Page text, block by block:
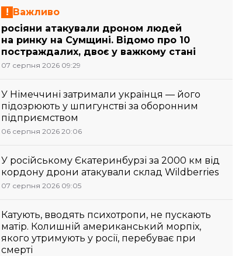
Важливо
росіяни атакували дроном людей
на ринку на Сумщині. Відомо про 10
постраждалих, двоє у важкому стані
07 серпня 2026 09:29
У Німеччині затримали українця — його
підозрюють у шпигунстві за оборонним
підприємством
06 серпня 2026 20:06
У російському Єкатеринбурзі за 2000 км від
кордону дрони атакували склад Wildberries
07 серпня 2026 09:05
Катують, вводять психотропи, не пускають
матір. Колишній американський морпіх,
якого утримують у росії, перебуває при
смерті